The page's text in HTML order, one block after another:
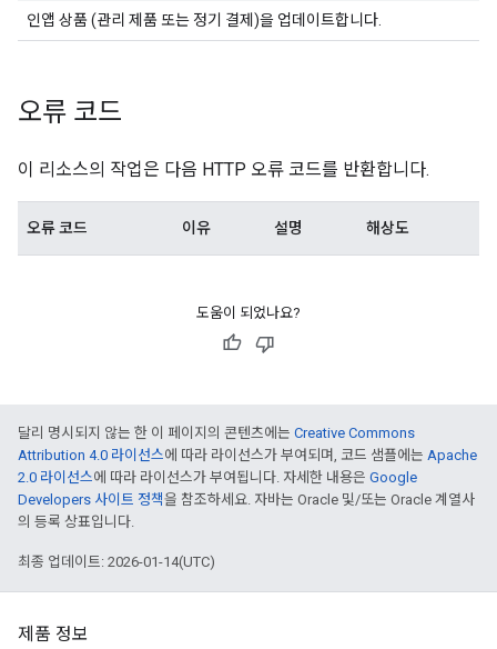
인앱 상품 (관리 제품 또는 정기 결제)을 업데이트합니다.
오류 코드
이 리소스의 작업은 다음 HTTP 오류 코드를 반환합니다.
오류 코드 이유 설명 해상도
도움이 되었나요?
달리 명시되지 않는 한 이 페이지의 콘텐츠에는 Creative Commons
Attribution 4.0 라이선스에 따라 라이선스가 부여되며, 코드 샘플에는 Apache
2.0 라이선스에 따라 라이선스가 부여됩니다. 자세한 내용은 Google
Developers 사이트 정책을 참조하세요. 자바는 Oracle 및/또는 Oracle 계열사
의 등록 상표입니다.
최종 업데이트: 2026-01-14(UTC)
제품 정보